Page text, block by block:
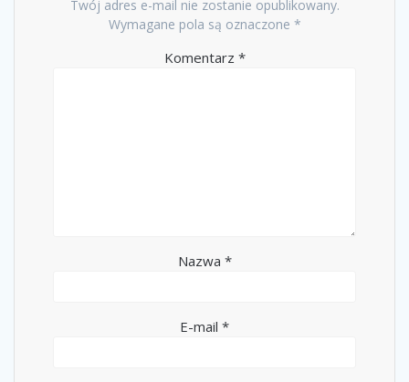
Twój adres e-mail nie zostanie opublikowany.
Wymagane pola są oznaczone *
Komentarz *
Nazwa *
E-mail *